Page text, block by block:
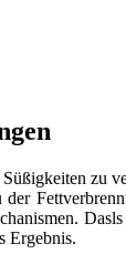
zu
Ergebnis.